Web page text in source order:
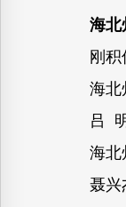
海北
刚积
海北
吕
海北
聂兴